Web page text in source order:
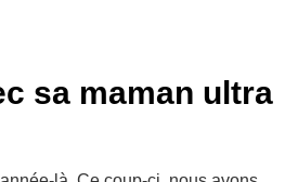
sa maman ultra